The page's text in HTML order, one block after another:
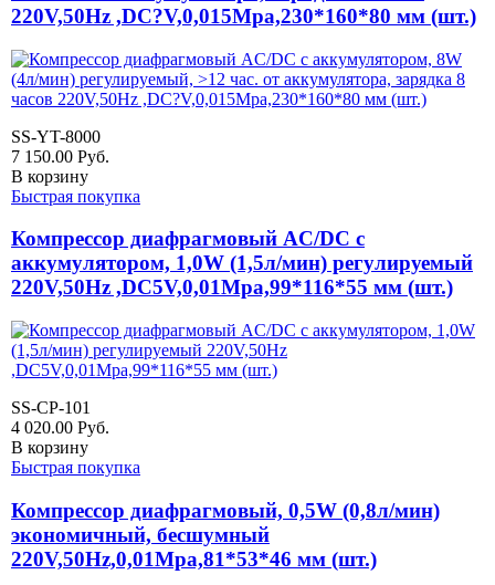
220V,50Hz ,DC?V,0,015Mpa,230*160*80 мм (шт.)
SS-YT-8000
7 150.00 Руб.
В корзину
Быстрая покупка
Компрессор диафрагмовый AC/DC с
аккумулятором, 1,0W (1,5л/мин) регулируемый
220V,50Hz ,DC5V,0,01Mpa,99*116*55 мм (шт.)
SS-CP-101
4 020.00 Руб.
В корзину
Быстрая покупка
Компрессор диафрагмовый, 0,5W (0,8л/мин)
экономичный, бесшумный
220V,50Hz,0,01Mpa,81*53*46 мм (шт.)